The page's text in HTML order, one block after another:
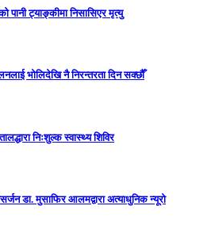
पानी ट्याङ्कीमा निसासिएर मृत्यु
भोलिदेखि नै निरन्तरता दिन सक्छौँ
निःशुल्क स्वास्थ्य शिविर
डा. मुसाफिर आलमद्वारा अत्याधुनिक न्यूरो